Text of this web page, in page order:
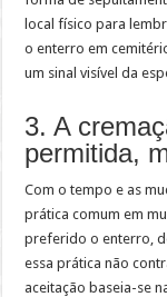
local físico para
o enterro em
um sinal visível da
3. A
permitida,
Com o tempo e as
prática comum em
preferido o enterro,
essa prática não
aceitação baseia-se